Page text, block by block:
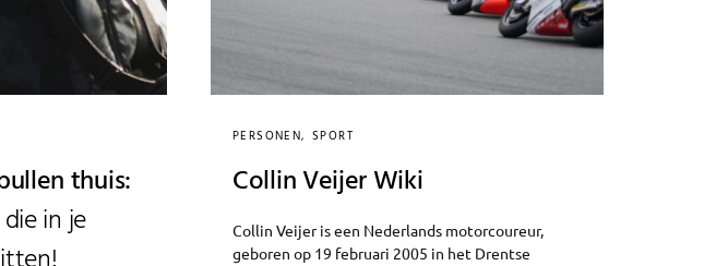
thuis:
in je
PERSONEN SPORT
Collin Veijer Wiki
Collin Veijer is een Nederlands motorcoureur,
geboren op 19 februari 2005 in het Drentse